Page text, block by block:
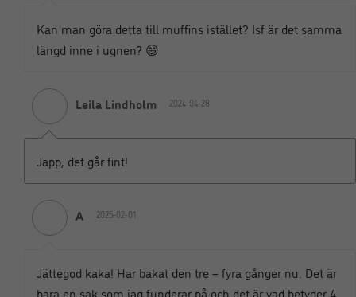
Kan man göra detta till muffins istället? Isf är det samma
längd inne i ugnen? 😄
Leila Lindholm 2024-04-28
Japp, det går fint!
A 2025-02-01
Jättegod kaka! Har bakat den tre – fyra gånger nu. Det är
bara en sak som jag funderar på och det är vad betyder 4